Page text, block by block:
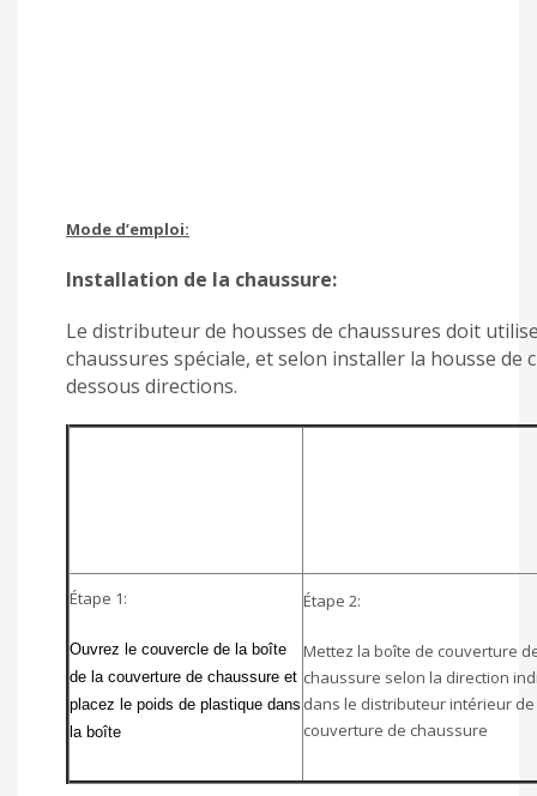
Mode d’emploi:
Installation de la chaussure:
Le distributeur de housses de chaussures doit
chaussures spéciale, et selon installer la housse de
dessous directions.
Étape 1:
Ouvrez le couvercle de la boîte
de la couverture de chaussure et
placez le poids de plastique dans
la boîte
Étape 2:
Mettez la boîte de couverture
chaussure selon la direction
dans le distributeur intérieur de
couverture de chaussure